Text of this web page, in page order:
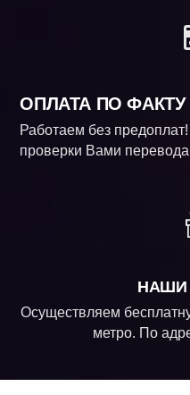
ОПЛАТА ПО ФАКТУ
Работаем без
проверки Вами
НАШИ
Осуществляем
метро. По